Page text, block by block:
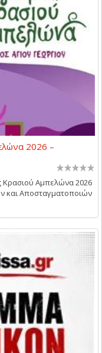
2026 –
Κρασιού Αμπελώνα 2026
και Αποσταγματοποιών